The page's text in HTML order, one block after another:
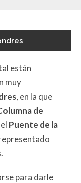
están
muy
, en la que
de
Puente de la
para darle